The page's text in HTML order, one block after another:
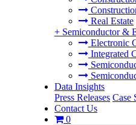
Real Estate
+ Semiconductor &
Electronic
Integrated
Data Insights
Press Releases Case
Contact Us
0